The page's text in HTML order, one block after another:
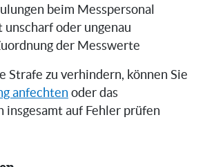
beim Messpersonal
oder ungenau
der Messwerte
Strafe zu verhindern, können Sie
anfechten oder das
insgesamt auf Fehler prüfen